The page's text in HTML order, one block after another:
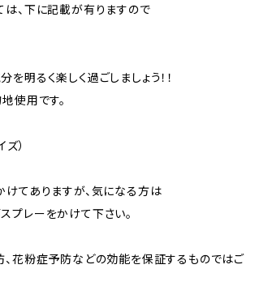
は、下に記載が有りますので
明るく楽しく過ごしましょう！！
使用です。
）
けてありますが、気になる方は
プレーをかけて下さい。
、花粉症予防などの効能を保証するものではご